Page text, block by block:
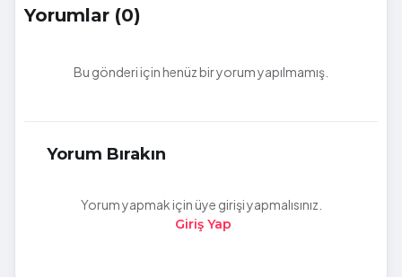
Yorumlar (0)
Bu gönderi için henüz bir yorum yapılmamış.
Yorum Bırakın
Yorum yapmak için üye girişi yapmalısınız.
Giriş Yap